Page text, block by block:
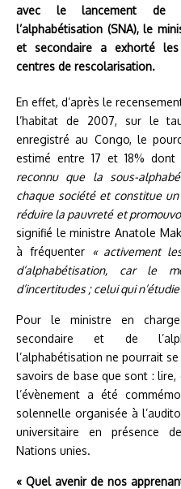
avec le lancement de
l’alphabétisation (SNA), le
et secondaire a exhorté
centres de rescolarisation.
En effet, d’après le
l’habitat de 2007, sur le
enregistré au Congo, le
estimé entre 17 et 18% dont
reconnu que la sous-
chaque société et constitue
réduire la pauvreté et
signifié le ministre Anatole
à fréquenter « activement
d’alphabétisation, car le
d’incertitudes ; celui qui
Pour le ministre en charge
secondaire et de
l’alphabétisation ne pourrait
savoirs de base que sont :
l’évènement a été
solennelle organisée à
universitaire en présence
Nations unies.
« Quel avenir de nos